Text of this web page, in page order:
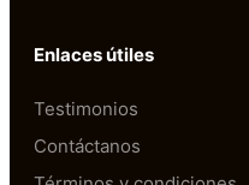
Enlaces útiles
Testimonios
Contáctanos